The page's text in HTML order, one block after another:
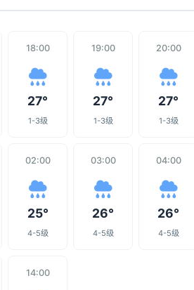
18:00
27°
1-3级
19:00
27°
1-3级
20:00
27°
1-3级
02:00
25°
4-5级
03:00
26°
4-5级
04:00
26°
4-5级
14:00